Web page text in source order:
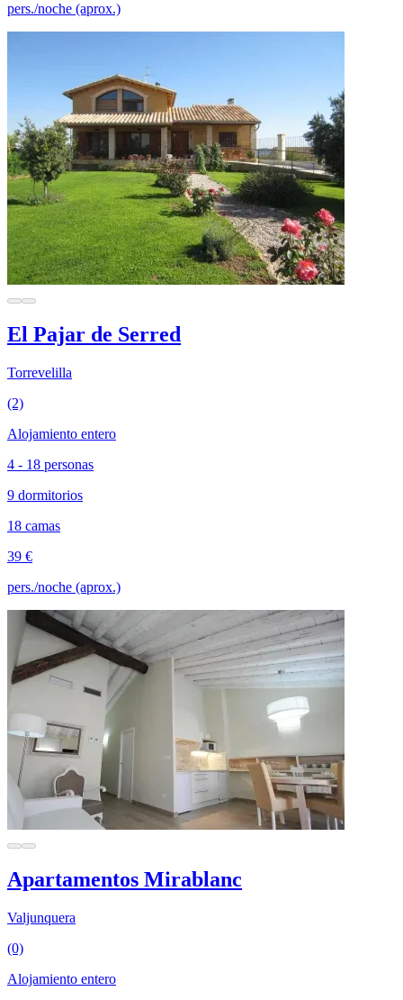
pers./noche (aprox.)
El Pajar de Serred
Torrevelilla
(2)
Alojamiento entero
4 - 18 personas
9 dormitorios
18 camas
39 €
pers./noche (aprox.)
Apartamentos Mirablanc
Valjunquera
(0)
Alojamiento entero